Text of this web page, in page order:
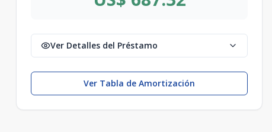
Ver Detalles del Préstamo
Ver Tabla de Amortización